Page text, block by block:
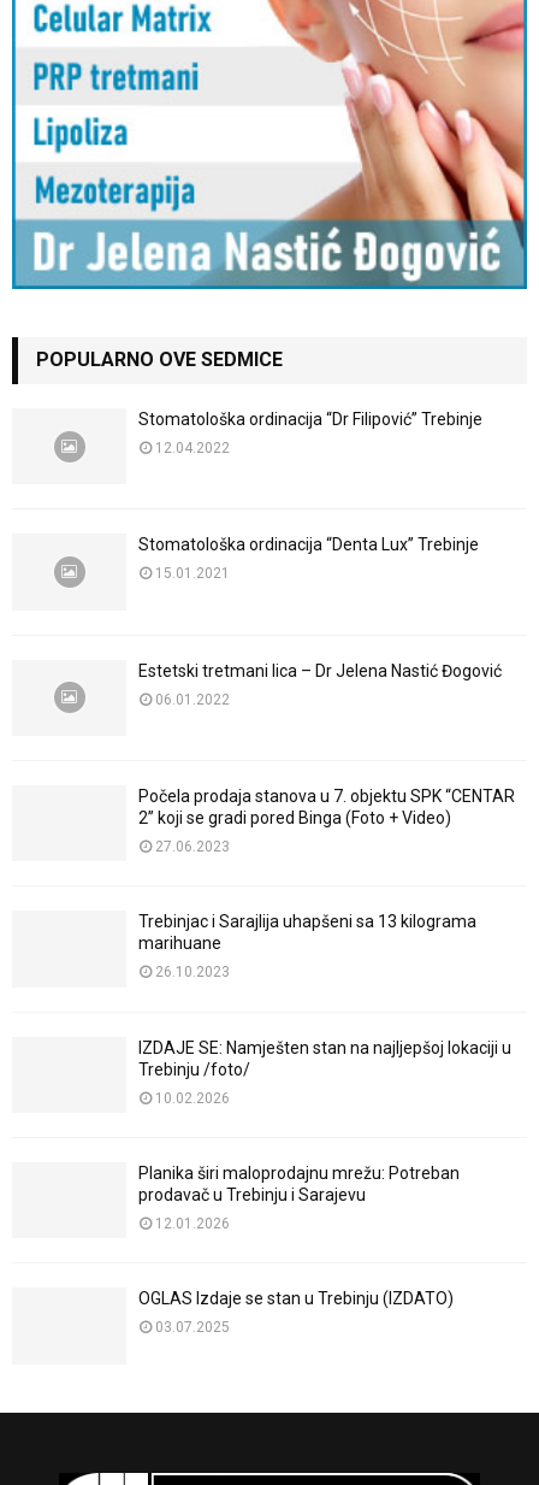
POPULARNO OVE SEDMICE
Stomatološka ordinacija “Dr Filipović” Trebinje
12.04.2022
Stomatološka ordinacija “Denta Lux” Trebinje
15.01.2021
Estetski tretmani lica – Dr Jelena Nastić Đogović
06.01.2022
Počela prodaja stanova u 7. objektu SPK “CENTAR
2” koji se gradi pored Binga (Foto + Video)
27.06.2023
Trebinjac i Sarajlija uhapšeni sa 13 kilograma
marihuane
26.10.2023
IZDAJE SE: Namješten stan na najljepšoj lokaciji u
Trebinju /foto/
10.02.2026
Planika širi maloprodajnu mrežu: Potreban
prodavač u Trebinju i Sarajevu
12.01.2026
OGLAS Izdaje se stan u Trebinju (IZDATO)
03.07.2025